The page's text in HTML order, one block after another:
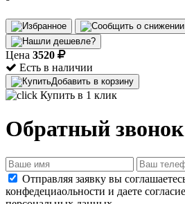
Цена 3520
Есть в наличии
Добавить в корзину
Купить в 1 клик
Обратный звонок
Отправляя заявку вы
конфедециаольности и даете